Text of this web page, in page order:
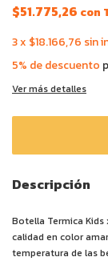
$51.775,26 con
3x $18.166,76 sin
5% de descuento
Ver más detalles
Descripción
Botella Termica
calidad en color
temperatura de las